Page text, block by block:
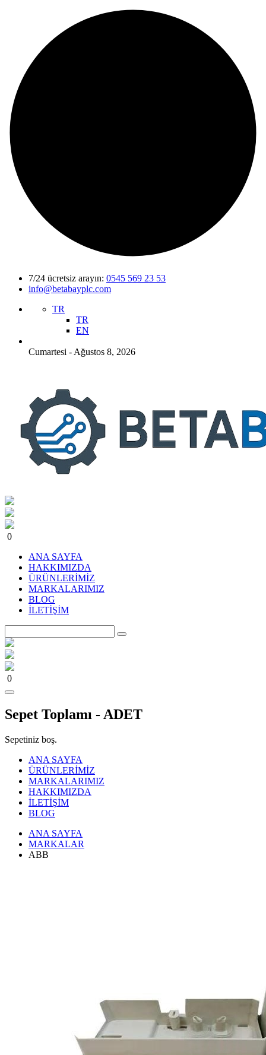
7/24 ücretsiz arayın: 0545 569 23 53
info@betabayplc.com
TR
TR
EN
Cumartesi - Ağustos 8, 2026
0
ANA SAYFA
HAKKIMIZDA
ÜRÜNLERİMİZ
MARKALARIMIZ
BLOG
İLETİŞİM
0
Sepet Toplamı - ADET
Sepetiniz boş.
ANA SAYFA
ÜRÜNLERİMİZ
MARKALARIMIZ
HAKKIMIZDA
İLETİŞİM
BLOG
ANA SAYFA
MARKALAR
ABB